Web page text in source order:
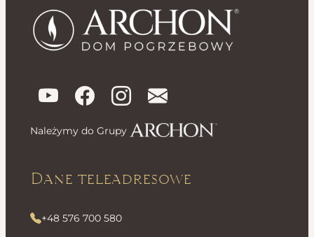
Należymy do Grupy
Dane teleadresowe
+48 576 700 580